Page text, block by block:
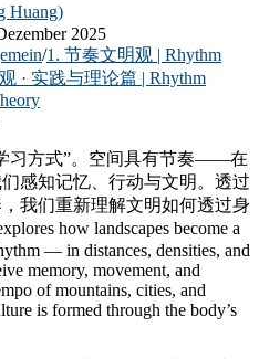
Huang)
2025
/1. 节奏文明观 | Rhythm
· 实践与理论篇 | Rhythm
习方式”。空间具有节奏——在
感知记忆、行动与文明。透过
我们重新理解文明如何透过身
how landscapes become a
— in distances, densities, and
memory, movement, and
of mountains, cities, and
is formed through the body’s